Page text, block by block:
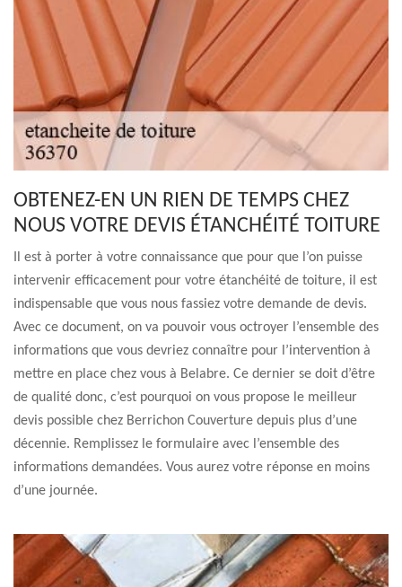
OBTENEZ-EN UN RIEN DE TEMPS CHEZ
NOUS VOTRE DEVIS ÉTANCHÉITÉ TOITURE
Il est à porter à votre connaissance que pour que l’on puisse
intervenir efficacement pour votre étanchéité de toiture, il est
indispensable que vous nous fassiez votre demande de devis.
Avec ce document, on va pouvoir vous octroyer l’ensemble des
informations que vous devriez connaître pour l’intervention à
mettre en place chez vous à Belabre. Ce dernier se doit d’être
de qualité donc, c’est pourquoi on vous propose le meilleur
devis possible chez Berrichon Couverture depuis plus d’une
décennie. Remplissez le formulaire avec l’ensemble des
informations demandées. Vous aurez votre réponse en moins
d’une journée.